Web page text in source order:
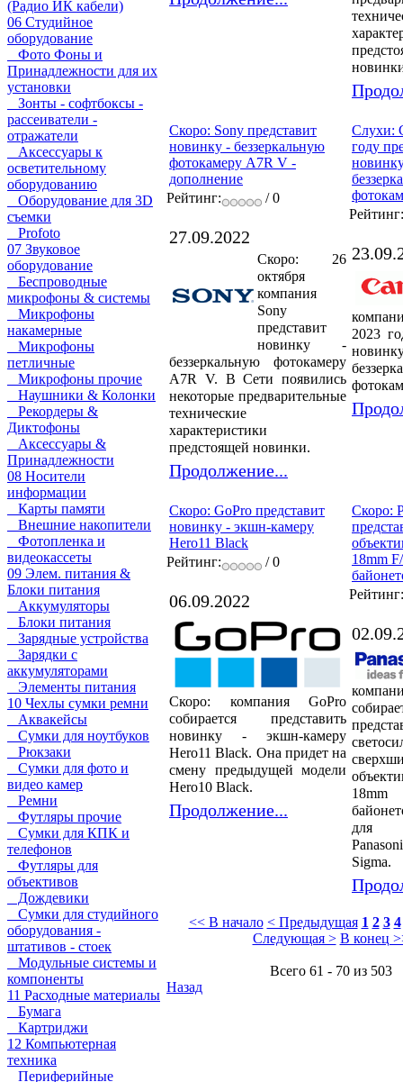
(Радио ИК кабели)
06 Студийное
оборудование
Фото Фоны и
Принадлежности для их
установки
Зонты - софтбоксы -
рассеиватели -
отражатели
Аксессуары к
осветительному
оборудованию
Оборудование для 3D
съемки
Profoto
07 Звуковое
оборудование
Беспроводные
микрофоны & системы
Микрофоны
накамерные
Микрофоны
петличные
Микрофоны прочие
Наушники & Колонки
Рекордеры &
Диктофоны
Аксессуары &
Принадлежности
08 Носители
информации
Карты памяти
Внешние накопители
Фотопленка и
видеокассеты
09 Элем. питания &
Блоки питания
Аккумуляторы
Блоки питания
Зарядные устройства
Зарядки с
аккумуляторами
Элементы питания
10 Чехлы сумки ремни
Аквакейсы
Сумки для ноутбуков
Рюкзаки
Сумки для фото и
видео камер
Ремни
Футляры прочие
Сумки для КПК и
телефонов
Футляры для
объективов
Дождевики
Сумки для студийного
оборудования -
штативов - стоек
Модульные системы и
компоненты
11 Расходные материалы
Бумага
Картриджи
12 Компьютерная
техника
Периферийные
Скоро: Sony представит
новинку - беззеркальную
фотокамеру A7R V -
дополнение
Рейтинг:
/ 0
27.09.2022
Скоро: 26
октября
компания
Sony
представит
новинку -
беззеркальную фотокамеру
A7R V. В Сети появились
некоторые предварительные
технические
характеристики
предстоящей новинки.
Продолжение...
Слухи:
году
Рейтинг:
2023
Скоро: GoPro представит
новинку - экшн-камеру
Hero11 Black
Рейтинг:
/ 0
06.09.2022
Скоро: компания GoPro
собирается представить
новинку - экшн-камеру
Hero11 Black. Она придет на
смену предыдущей модели
Hero10 Black.
Продолжение...
Скоро:
18mm
Рейтинг:
для
Sigma.
<< В начало < Предыдущая 1 2 3 4
Следующая > В конец
Всего 61 - 70 из 503
Назад